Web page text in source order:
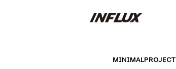
MINIMALPROJECT